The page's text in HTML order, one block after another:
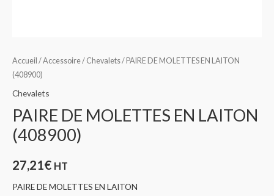
Accueil /Accessoire/ Chevalets/ PAIRE DE MOLETTES EN LAITON
(408900)
Chevalets
PAIRE DE MOLETTES EN LAITON
(408900)
27,21€ HT
PAIRE DE MOLETTES EN LAITON